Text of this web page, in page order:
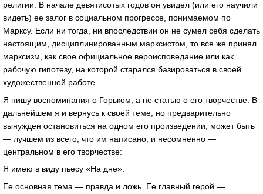
религии. В начале девятисотых годов он увидел (или его научили
видеть) ее залог в социальном прогрессе, понимаемом по
Марксу. Если ни тогда, ни впоследствии он не сумел себя сделать
настоящим, дисциплинированным марксистом, то все же принял
марксизм, как свое официальное вероисповедание или как
рабочую гипотезу, на которой старался базироваться в своей
художественной работе.
Я пишу воспоминания о Горьком, а не статью о его творчестве. В
дальнейшем я и вернусь к своей теме, но предварительно
вынужден остановиться на одном его произведении, может быть
— лучшем из всего, что им написано, и несомненно —
центральном в его творчестве:
Я имею в виду пьесу «На дне».
Ее основная тема — правда и ложь. Ее главный герой —